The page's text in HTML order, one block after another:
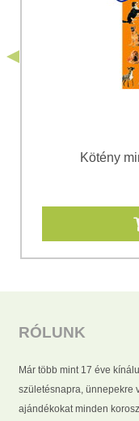
Kötény
RÓLUNK
Már több mint 17 éve
születésnapra, ünnepekre
ajándékokat minden